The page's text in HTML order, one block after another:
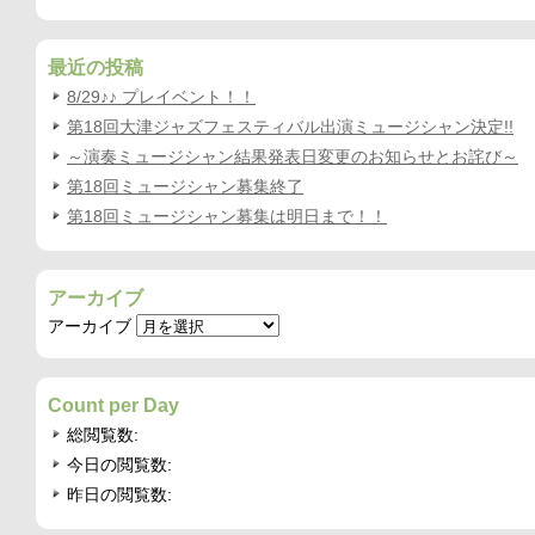
最近の投稿
8/29♪♪ プレイベント！！
第18回大津ジャズフェスティバル出演ミュージシャン決定!!
～演奏ミュージシャン結果発表日変更のお知らせとお詫び～
第18回ミュージシャン募集終了
第18回ミュージシャン募集は明日まで！！
アーカイブ
アーカイブ
Count per Day
総閲覧数:
今日の閲覧数:
昨日の閲覧数: